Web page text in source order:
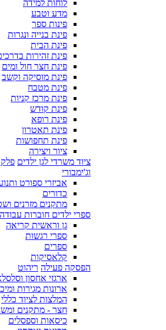
לוחות למידה
מדע וטבע
פינות ספר
פינת בנייה ונגרות
פינת הבית
פינת זהירות
פינת חצר חול ומים
פינת מוסיקה וקשב
פינת מטבח
פינת מרכז קניות
פינת קודש
פינת רופא
פינת תאטרון
פינת תחפושות
ציור ויצירה
ציוד משרדי לגן ילדים
וג'ימבורי
אביזרי ספורט
כדורים
מתקנים מזרנים
ספרי ילדים חוברות
גן וראשית קריאה
ספרי רגשות
ספרים
קלאסיקות
הפסקה פעילה ריהוט
ארגזי אחסון
ארונות מגירות
המלצות לציוד כללי
חצר - מתקנים
כיסאות וספסלים